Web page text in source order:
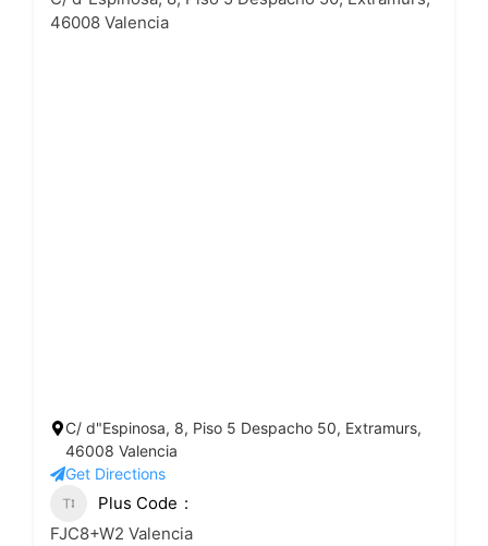
46008 Valencia
C/ d"Espinosa, 8, Piso 5 Despacho 50, Extramurs,
46008 Valencia
Get Directions
Plus Code
FJC8+W2 Valencia